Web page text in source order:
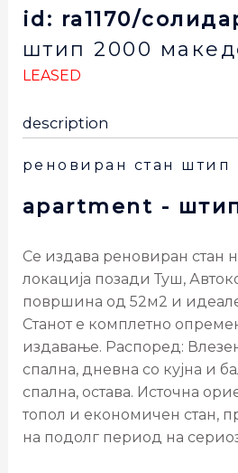
id: ra1170/
штип 2000
LEASED
description
реновиран стан штип
apartment -
Се издава реновиран стан
локација позади Туш,
површина од 52м2 и
Станот е комплетно
издавање. Распоред: Влезен
спална, дневна со кујна и
спална, остава. Источна
топол и економичен стан,
на подолг период на